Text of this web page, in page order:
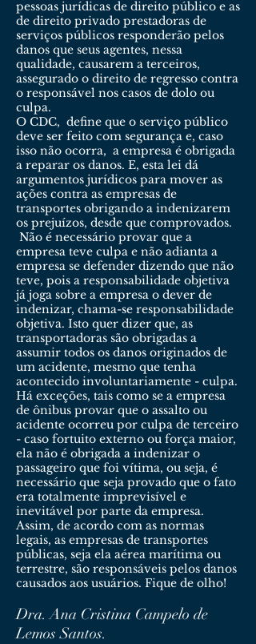
pessoas jurídicas de direito público e as
de direito privado prestadoras de
serviços públicos responderão pelos
danos que seus agentes, nessa
qualidade, causarem a terceiros,
assegurado o direito de regresso contra
o responsável nos casos de dolo ou
culpa.
O CDC, define que o serviço público
deve ser feito com segurança e, caso
isso não ocorra, a empresa é obrigada
a reparar os danos. E, esta lei dá
argumentos jurídicos para mover as
ações contra as empresas de
transportes obrigando a indenizarem
os prejuízos, desde que comprovados.
Não é necessário provar que a
empresa teve culpa e não adianta a
empresa se defender dizendo que não
teve, pois a responsabilidade objetiva
já joga sobre a empresa o dever de
indenizar, chama-se responsabilidade
objetiva. Isto quer dizer que, as
transportadoras são obrigadas a
assumir todos os danos originados de
um acidente, mesmo que tenha
acontecido involuntariamente - culpa.
Há exceções, tais como se a empresa
de ônibus provar que o assalto ou
acidente ocorreu por culpa de terceiro
- caso fortuito externo ou força maior,
ela não é obrigada a indenizar o
passageiro que foi vítima, ou seja, é
necessário que seja provado que o fato
era totalmente imprevisível e
inevitável por parte da empresa.
Assim, de acordo com as normas
legais, as empresas de transportes
públicas, seja ela aérea marítima ou
terrestre, são responsáveis pelos danos
causados aos usuários. Fique de olho!
Dra. Ana Cristina Campelo de
Lemos Santos.